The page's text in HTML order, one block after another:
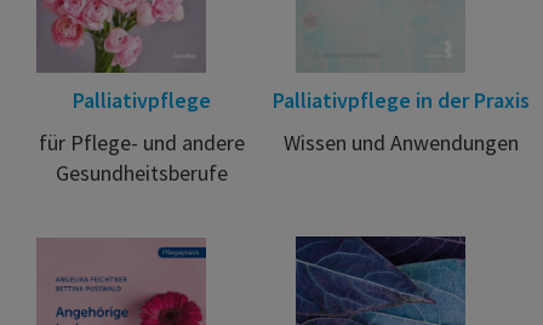
Palliativpflege
für Pflege- und andere
Gesundheitsberufe
Palliativpflege in der Praxis
Wissen und Anwendungen